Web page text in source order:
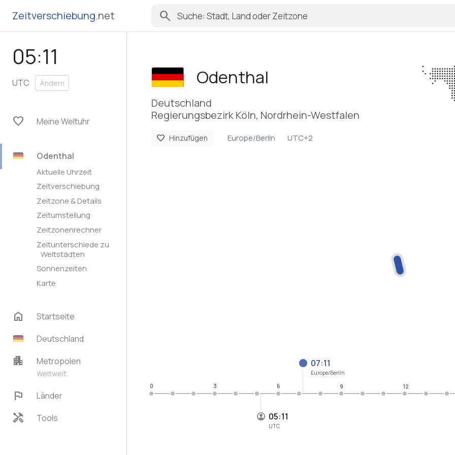
Zeitverschiebung.net search
05:11
UTC Ändern
favorite Meine Weltuhr
Odenthal
Aktuelle Uhrzeit
Zeitverschiebung
Zeitzone & Details
Zeitumstellung
Zeitzonenrechner
Zeitunterschiede zu
Weltstädten
Sonnenzeiten
Karte
home
Startseite
Deutschland
apartment Metropolen
Weltweit
flag Länder
handyman Tools
Odenthal
Deutschland
Regierungsbezirk Köln, Nordrhein-Westfalen
favorite Hinzufügen Europe/Berlin UTC+2
05:11
UTC
07:11
Europe/Berlin
0 3 6 9 12